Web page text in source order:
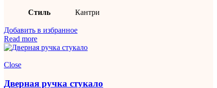
Стиль Кантри
Добавить в избранное
Read more
Close
Дверная ручка стукало